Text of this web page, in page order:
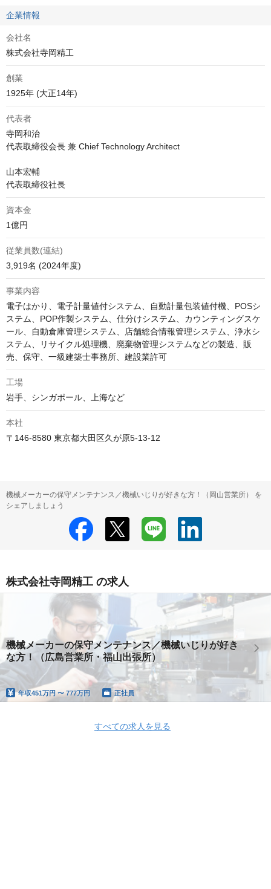
企業情報
会社名
株式会社寺岡精工
創業
1925年 (大正14年)
代表者
寺岡和治
代表取締役会長 兼 Chief Technology Architect
山本宏輔
代表取締役社長
資本金
1億円
従業員数(連結)
3,919名 (2024年度)
事業内容
電子はかり、電子計量値付システム、自動計量包装値付機、POSシ
ステム、POP作製システム、仕分けシステム、カウンティングスケ
ール、自動倉庫管理システム、店舗総合情報管理システム、浄水シ
ステム、リサイクル処理機、廃棄物管理システムなどの製造、販
売、保守、一級建築士事務所、建設業許可
工場
岩手、シンガポール、上海など
本社
〒146-8580 東京都大田区久が原5-13-12
機械メーカーの保守メンテナンス／機械いじりが好きな方！（岡山営業所） を
シェアしましょう
株式会社寺岡精工 の求人
機械メーカーの保守メンテナンス／機械いじりが好き
な方！（広島営業所・福山出張所）
年収451万円 〜 777万円 正社員
すべての求人を見る